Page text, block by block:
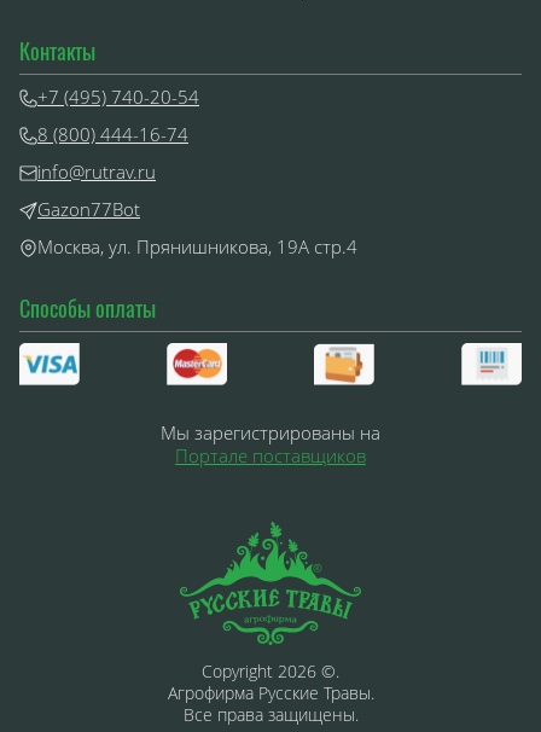
Copyright 2026 ©.
Агрофирма Русские Травы.
Все права защищены.
Способы оплаты
Мы зарегистрированы на
Портале поставщиков
Контакты
+7 (495) 740-20-54
8 (800) 444-16-74
info@rutrav.ru
Gazon77Bot
Москва, ул. Прянишникова, 19А стр.4